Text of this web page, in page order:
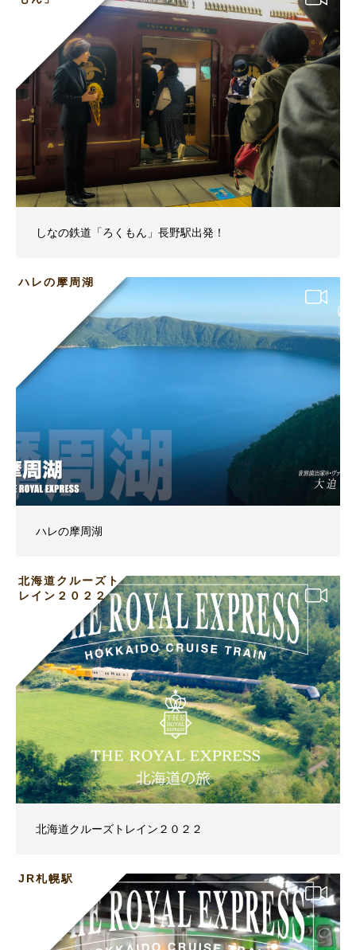
しなの鉄道「ろくもん」長野駅出発！
ハレの摩周湖
ハレの摩周湖
北海道クルーズト
レイン２０２２
北海道クルーズトレイン２０２２
JR札幌駅